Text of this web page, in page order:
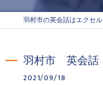
羽村市 英会
2021/09/18